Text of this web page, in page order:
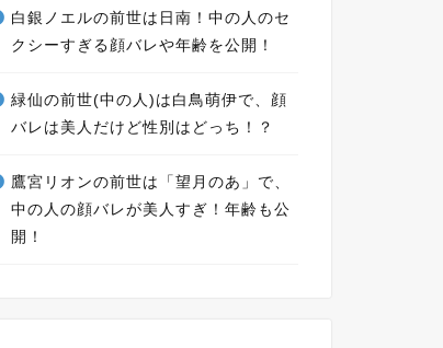
白銀ノエルの前世は日南！中の人のセ
クシーすぎる顔バレや年齢を公開！
緑仙の前世(中の人)は白鳥萌伊で、顔
バレは美人だけど性別はどっち！？
鷹宮リオンの前世は「望月のあ」で、
中の人の顔バレが美人すぎ！年齢も公
開！